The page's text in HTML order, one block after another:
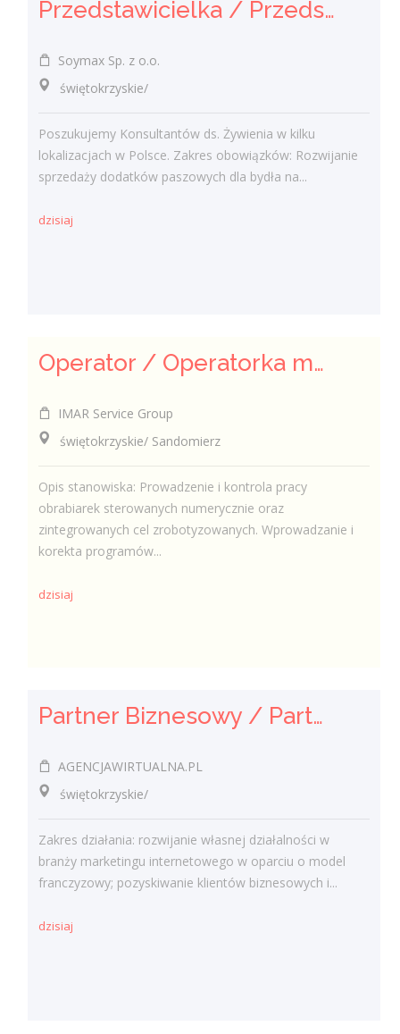
Przedstawicielka / Przedstawiciel Handlowy ds. Żywienia Zwierząt
Soymax Sp. z o.o.
świętokrzyskie/
Poszukujemy Konsultantów ds. Żywienia w kilku
lokalizacjach w Polsce. Zakres obowiązków: Rozwijanie
sprzedaży dodatków paszowych dla bydła na...
dzisiaj
Operator / Operatorka maszyn CNC (K/M)
IMAR Service Group
świętokrzyskie/ Sandomierz
Opis stanowiska: Prowadzenie i kontrola pracy
obrabiarek sterowanych numerycznie oraz
zintegrowanych cel zrobotyzowanych. Wprowadzanie i
korekta programów...
dzisiaj
Partner Biznesowy / Partnerka Biznesowa – agencja marketingu online
AGENCJAWIRTUALNA.PL
świętokrzyskie/
Zakres działania: rozwijanie własnej działalności w
branży marketingu internetowego w oparciu o model
franczyzowy; pozyskiwanie klientów biznesowych i...
dzisiaj